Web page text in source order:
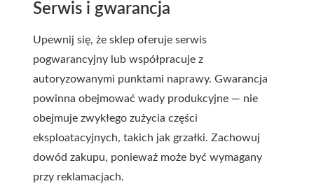
Serwis i gwarancja
Upewnij się, że sklep oferuje serwis
pogwarancyjny lub współpracuje z
autoryzowanymi punktami naprawy. Gwarancja
powinna obejmować wady produkcyjne — nie
obejmuje zwykłego zużycia części
eksploatacyjnych, takich jak grzałki. Zachowuj
dowód zakupu, ponieważ może być wymagany
przy reklamacjach.